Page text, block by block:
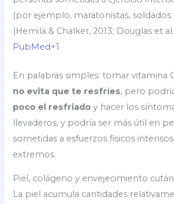
(por ejemplo, maratonistas, soldados
(Hemilä & Chalker, 2013; Douglas et
PubMed+1
En palabras simples: tomar vitamina
no evita que te resfríes, pero
poco el resfriado y hacer los
llevaderos, y podría ser más útil en
sometidas a esfuerzos físicos
extremos.
Piel, colágeno y envejecimiento
La piel acumula cantidades